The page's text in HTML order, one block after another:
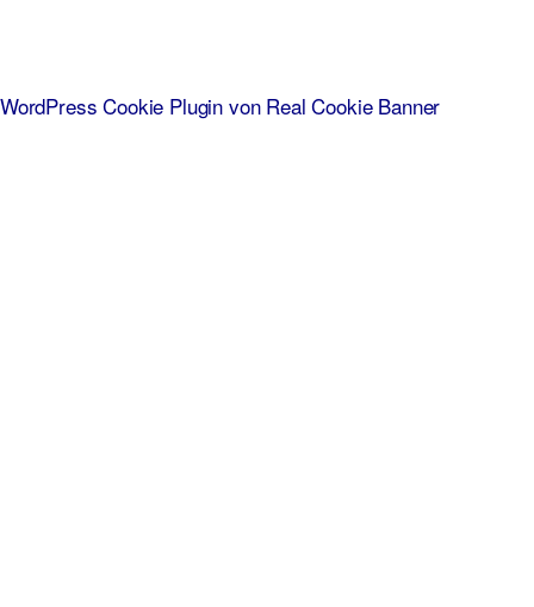
WordPress Cookie Plugin von Real Cookie Banner